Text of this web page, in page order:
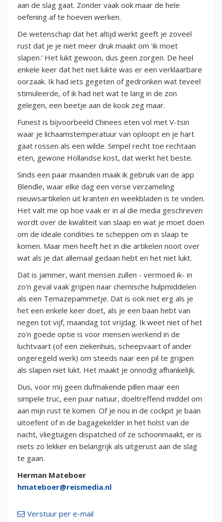
aan de slag gaat. Zonder vaak ook maar de hele
oefening af te hoeven werken.
De wetenschap dat het altijd werkt geeft je zoveel
rust dat je je niet meer druk maakt om 'ik moet
slapen.' Het lukt gewoon, dus geen zorgen. De heel
enkele keer dat het niet lukte was er een verklaarbare
oorzaak. Ik had iets gegeten of gedronken wat teveel
stimuleerde, of ik had net wat te lang in de zon
gelegen, een beetje aan de kook zeg maar.
Funest is bijvoorbeeld Chinees eten vol met V-tsin
waar je lichaamstemperatuur van oploopt en je hart
gaat rossen als een wilde. Simpel recht toe rechtaan
eten, gewone Hollandse kost, dat werkt het beste.
Sinds een paar maanden maak ik gebruik van de app
Blendle, waar elke dag een verse verzameling
nieuwsartikelen uit kranten en weekbladen is te vinden.
Het valt me op hoe vaak er in al die media geschreven
wordt over de kwaliteit van slaap en wat je moet doen
om de ideale condities te scheppen om in slaap te
komen. Maar men heeft het in die artikelen nooit over
wat als je dat allemaal gedaan hebt en het niet lukt.
Dat is jammer, want mensen zullen - vermoed ik- in
zo'n geval vaak grijpen naar chemische hulpmiddelen
als een Temazepammetje. Dat is ook niet erg als je
het een enkele keer doet, als je een baan hebt van
negen tot vijf, maandag tot vrijdag. Ik weet niet of het
zo'n goede optie is voor mensen werkend in de
luchtvaart (of een ziekenhuis, scheepvaart of ander
ongeregeld werk) om steeds naar een pil te grijpen
als slapen niet lukt. Het maakt je onnodig afhankelijk.
Dus, voor mij geen dufmakende pillen maar een
simpele truc, een puur natuur, doeltreffend middel om
aan mijn rust te komen. Of je nou in de cockpit je baan
uitoefent of in de bagagekelder in het holst van de
nacht, vliegtuigen dispatched of ze schoonmaakt, er is
niets zo lekker en belangrijk als uitgerust aan de slag
te gaan.
Herman Mateboer
hmateboer@reismedia.nl
Verstuur per e-mail